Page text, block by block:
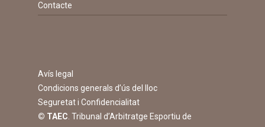
Contacte
Avís legal
Condicions generals d’ús del lloc
Seguretat i Confidencialitat
© TAEC . Tribunal d’Arbitratge Esportiu de